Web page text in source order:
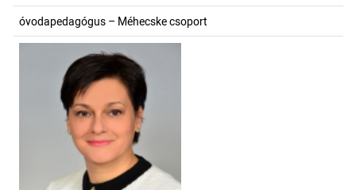
óvodapedagógus – Méhecske csoport